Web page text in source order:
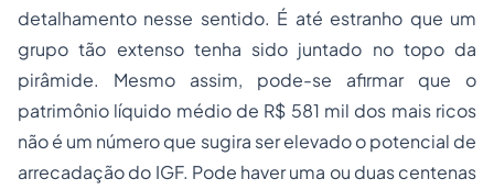
detalhamento nesse sentido. É até estranho que um
grupo tão extenso tenha sido juntado no topo da
pirâmide. Mesmo assim, pode-se afirmar que o
patrimônio líquido médio de R$ 581 mil dos mais ricos
não é um número que sugira ser elevado o potencial de
arrecadação do IGF. Pode haver uma ou duas centenas